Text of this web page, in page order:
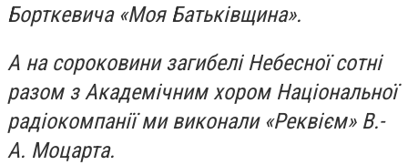
Борткевича «Моя Батьківщина».
А на сороковини загибелі Небесної сотні
разом з Академічним хором Національної
радіокомпанії ми виконали «Реквієм» В.-
А. Моцарта.